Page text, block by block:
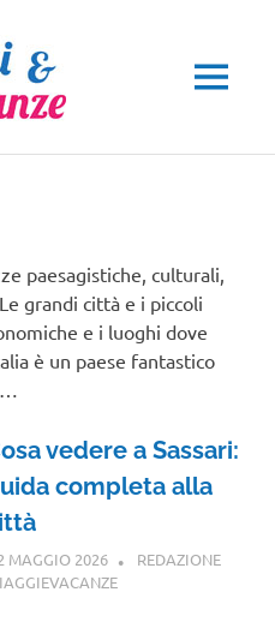
MENU
paesagistiche, culturali,
grandi città e i piccoli
e i luoghi dove
è un paese fantastico
vedere a Sassari:
completa alla
MAGGIO 2026
REDAZIONE
SARDEGNA